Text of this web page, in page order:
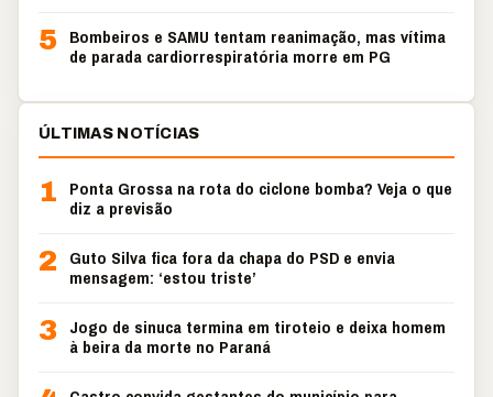
5 Bombeiros e SAMU tentam reanimação, mas vítima
de parada cardiorrespiratória morre em PG
ÚLTIMAS NOTÍCIAS
1
Ponta Grossa na rota do ciclone bomba? Veja o que
diz a previsão
2
Guto Silva fica fora da chapa do PSD e envia
mensagem: ‘estou triste’
3 Jogo de sinuca termina em tiroteio e deixa homem
à beira da morte no Paraná